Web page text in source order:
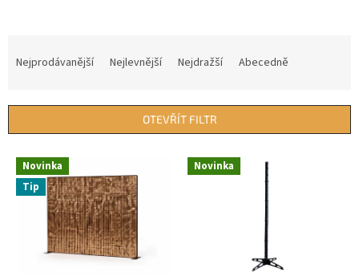
í
Nejprodávanější Nejlevnější Nejdražší Abecedně
OTEVŘÍT FILTR
V
p
Novinka
Tip
Novinka